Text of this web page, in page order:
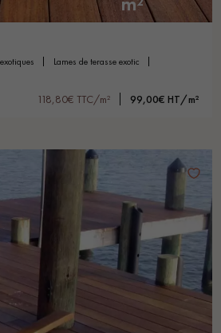
lames de terasse exotic
118,80€ TTC/m² 99,00€ HT/m²